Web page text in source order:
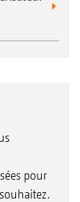
pour